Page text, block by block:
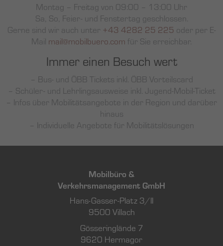
Montag – Freitag von 09:00 – 13:00 Uhr
Sa, So, Feier- und Fenstertag geschlossen.
Gerne sind wir auch unter +43 4282 25 225 oder per E-
Mail mail@mobilbuero.com für Sie erreichbar.
Immer einen Besuch wert
– Bus- und ÖBB Tickets inkl. ÖBB Vorteilscard
– Schüler- und Lehrlingsausweise inkl. Jugend-Mobil-Ticket
– Infos über Mobilitätsangebote in der Region und darüber
hinaus
– Individuelle Angebote für Mobilitätslösungen
Mobilbüro &
Verkehrsmanagement GmbH
Hans-Gasser-Platz 3/II
9500 Villach
Gösseringlände 7
9620 Hermagor